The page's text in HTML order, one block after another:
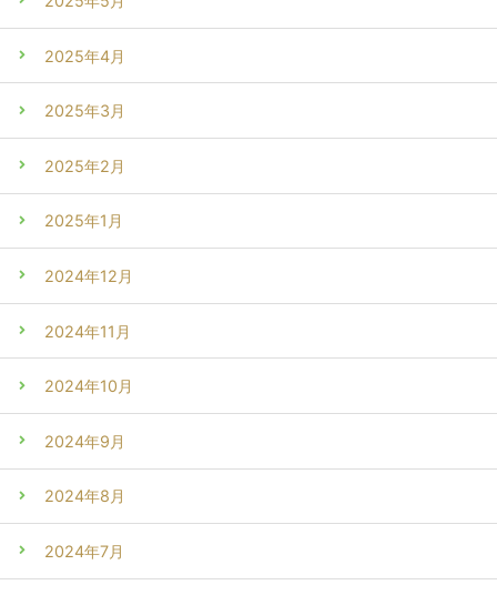
2025年4月
2025年3月
2025年2月
2025年1月
2024年12月
2024年11月
2024年10月
2024年9月
2024年8月
2024年7月